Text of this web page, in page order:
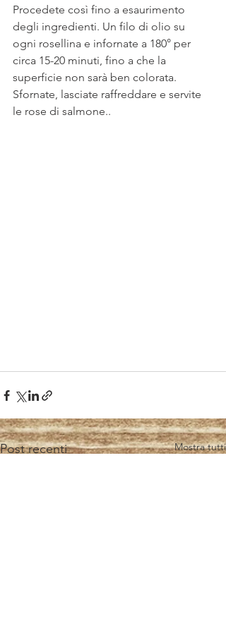
Procedete così fino a esaurimento
degli ingredienti. Un filo di olio su
ogni rosellina e infornate a 180° per
circa 15-20 minuti, fino a che la
superficie non sarà ben colorata.
Sfornate, lasciate raffreddare e servite
le rose di salmone..
Post recenti Mostra tutti